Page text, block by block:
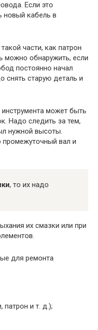
Если это
новый кабель в
части, как патрон
можно обнаружить, если
постоянно начал
снять старую деталь и
может быть
Надо следить за тем,
нужной высоты.
вал и
, то их надо
их смазки или при
для ремонта
патрон и т. д.);